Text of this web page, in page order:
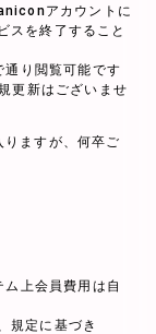
アカウントに
スを終了すること
通り閲覧可能です
更新はございませ
ますが、何卒ご
上会員費用は自
規定に基づき